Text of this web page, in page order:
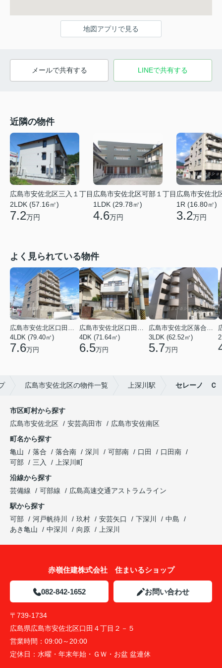
地図アプリで見る
メールで共有する LINEで共有する
近隣の物件
広島市安佐北区三入１丁目
2LDK (57.16㎡)
7.2万円
広島市安佐北区可部１丁目
1LDK (29.78㎡)
4.6万円
広島市安佐北
1R (16.80㎡)
3.2万円
よく見られている物件
広島市安佐北区口田３丁目
4LDK (79.40㎡)
7.6万円
広島市安佐北区口田５丁目
4DK (71.64㎡)
6.5万円
広島市安佐北区落合２丁目
3LDK (62.52㎡)
5.7万円
広島市安佐北区の物件一覧 上深川駅 セレーノ Ｃ
市区町村から探す
広島市安佐北区
安芸高田市
広島市安佐南区
町名から探す
亀山
落合 落合南 深川 可部南 口田
口田南
可部
三入
上深川町
沿線から探す
芸備線
可部線
広島高速交通アストラムライン
駅から探す
可部
河戸帆待川 玖村 安芸矢口 下深川
中島
あき亀山
中深川 向原 上深川
赤嶺住建株式会社 住まいるショップ
082-842-1652 お問い合わせ
〒739-1734
広島県広島市安佐北区口田４丁目２－５
営業時間： 09:00～20:00
定休日： 水曜・年末年始・ＧＷ・お盆 盆連休